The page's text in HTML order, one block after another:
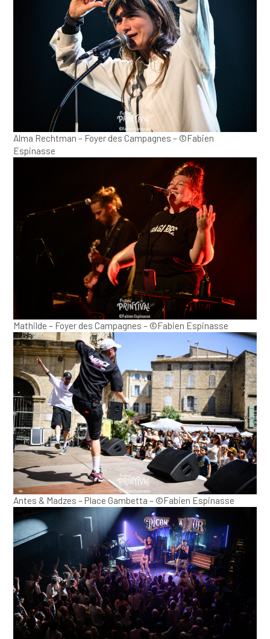
Alma Rechtman – Foyer des Campagnes – ©Fabien
Espinasse
Mathilde – Foyer des Campagnes – ©Fabien Espinasse
Antes & Madzes – Place Gambetta – ©Fabien Espinasse